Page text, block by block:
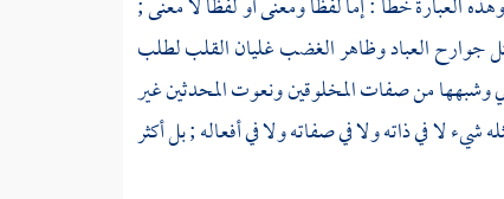
العبارة خطأ : إما لفظا ومعنى أو لفظا لا معنى ;
جوارح العباد وظاهر الغضب غليان القلب لطلب
وشبهها من صفات المخلوقين ونعوت المحدثين غير
شيء لا في ذاته ولا في صفاته ولا في أفعاله ; بل أكثر